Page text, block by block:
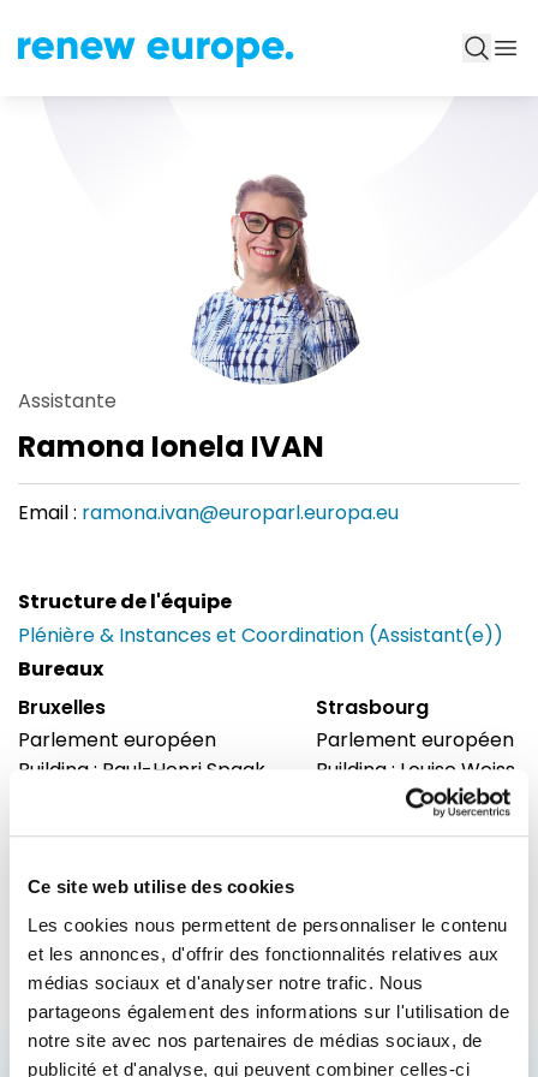
Ce site web utilise des cookies
Les cookies nous permettent de personnaliser le contenu
et les annonces, d'offrir des fonctionnalités relatives aux
médias sociaux et d'analyser notre trafic. Nous
partageons également des informations sur l'utilisation de
notre site avec nos partenaires de médias sociaux, de
publicité et d'analyse, qui peuvent combiner celles-ci
Assistante
Ramona Ionela IVAN
Email : ramona.ivan@europarl.europa.eu
Structure de l'équipe
Plénière & Instances et Coordination (Assistant(e))
Bureaux
Bruxelles
Parlement européen
Building : Paul-Henri Spaak
60, rue Wiertz / Wiertzstraat 60
Bruxelles
Tel : 0032228 41878
Strasbourg
Parlement européen
Building : Louise Weiss
Bureau : T04021
Allée du Printemps
Strasbourg